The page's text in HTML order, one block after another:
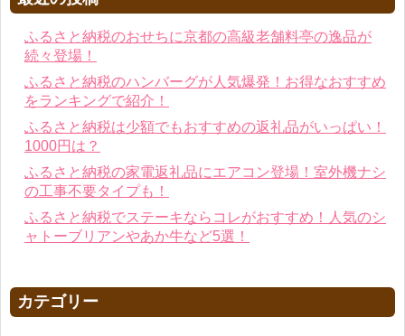
ふるさと納税のおせちに京都の高級老舗料亭の逸品が
続々登場！
ふるさと納税のハンバーグが人気爆発！お得なおすすめ
をランキングで紹介！
ふるさと納税は少額でもおすすめの返礼品がいっぱい！
1000円は？
ふるさと納税の家電返礼品にエアコン登場！室外機ナシ
の工事不要タイプも！
ふるさと納税でステーキならコレがおすすめ！人気のシ
ャトーブリアンやあか牛など5選！
カテゴリー